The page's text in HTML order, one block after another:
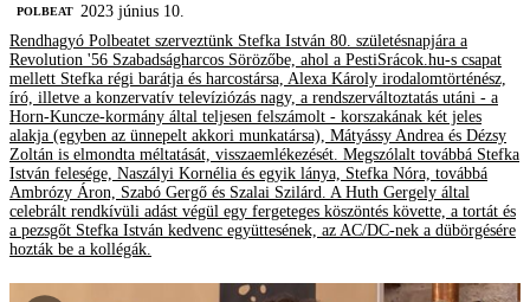
‎POLBEAT
2023 június 10.
Rendhagyó Polbeatet szerveztünk Stefka István 80. születésnapjára a
Revolution '56 Szabadságharcos Sörözőbe, ahol a PestiSrácok.hu-s csapat
mellett Stefka régi barátja és harcostársa, Alexa Károly irodalomtörténész,
író, illetve a konzervatív televíziózás nagy, a rendszerváltoztatás utáni - a
Horn-Kuncze-kormány által teljesen felszámolt - korszakának két jeles
alakja (egyben az ünnepelt akkori munkatársa), Mátyássy Andrea és Dézsy
Zoltán is elmondta méltatását, visszaemlékezését. Megszólalt továbbá Stefka
István felesége, Naszályi Kornélia és egyik lánya, Stefka Nóra, továbbá
Ambrózy Áron, Szabó Gergő és Szalai Szilárd. A Huth Gergely által
celebrált rendkívüli adást végül egy fergeteges köszöntés követte, a tortát és
a pezsgőt Stefka István kedvenc együttesének, az AC/DC-nek a dübörgésére
hozták be a kollégák.